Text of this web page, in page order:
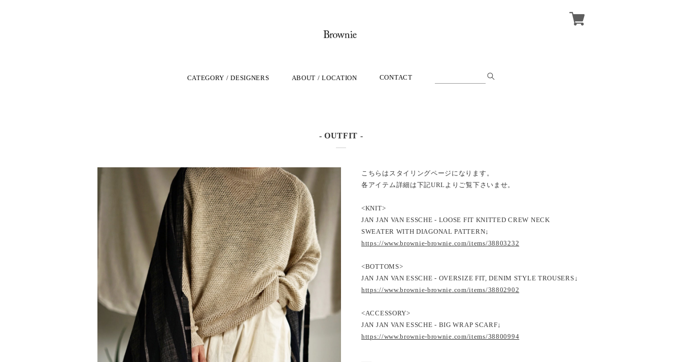
CATEGORY / DESIGNERS ABOUT / LOCATION CONTACT
- OUTFIT -
こちらはスタイリングページになります。
各アイテム詳細は下記URLよりご覧下さいませ。
<KNIT>
JAN JAN VAN ESSCHE - LOOSE FIT KNITTED CREW NECK
SWEATER WITH DIAGONAL PATTERN↓
https://www.brownie-brownie.com/items/38803232
<BOTTOMS>
JAN JAN VAN ESSCHE - OVERSIZE FIT, DENIM STYLE TROUSERS↓
https://www.brownie-brownie.com/items/38802902
<ACCESSORY>
JAN JAN VAN ESSCHE - BIG WRAP SCARF↓
https://www.brownie-brownie.com/items/38800994